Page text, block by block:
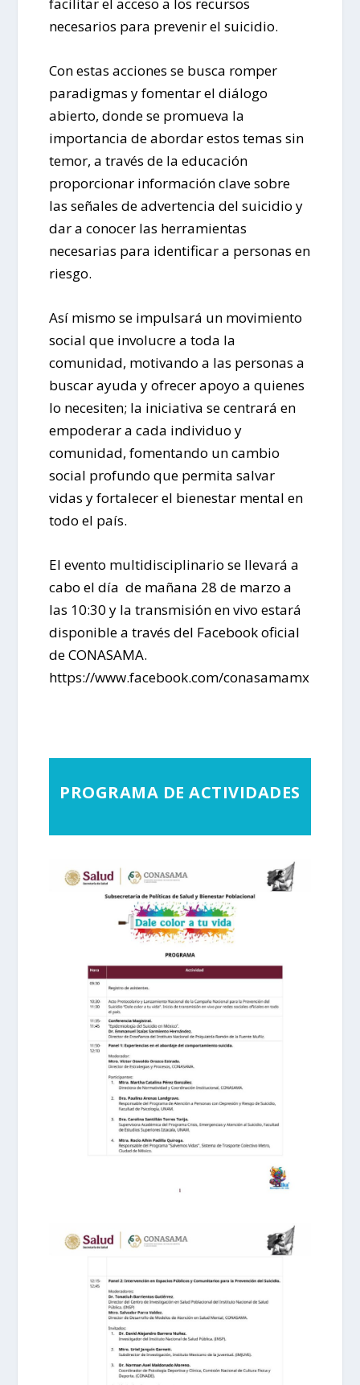
necesarios para prevenir el suicidio.
Con estas acciones se busca romper
paradigmas y fomentar el diálogo
abierto, donde se promueva la
importancia de abordar estos temas sin
temor, a través de la educación
proporcionar información clave sobre
las señales de advertencia del suicidio y
dar a conocer las herramientas
necesarias para identificar a personas en
riesgo.
Así mismo se impulsará un movimiento
social que involucre a toda la
comunidad, motivando a las personas a
buscar ayuda y ofrecer apoyo a quienes
lo necesiten; la iniciativa se centrará en
empoderar a cada individuo y
comunidad, fomentando un cambio
social profundo que permita salvar
vidas y fortalecer el bienestar mental en
todo el país.
El evento multidisciplinario se llevará a
cabo el día de mañana 28 de marzo a
las 10:30 y la transmisión en vivo estará
disponible a través del Facebook oficial
deCONASAMA.
https://www.facebook.com/conasamamx
PROGRAMA DE ACTIVIDADES